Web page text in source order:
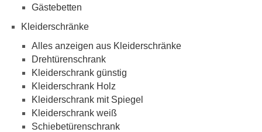
Gästebetten
Kleiderschränke
Alles anzeigen aus Kleiderschränke
Drehtürenschrank
Kleiderschrank günstig
Kleiderschrank Holz
Kleiderschrank mit Spiegel
Kleiderschrank weiß
Schiebetürenschrank